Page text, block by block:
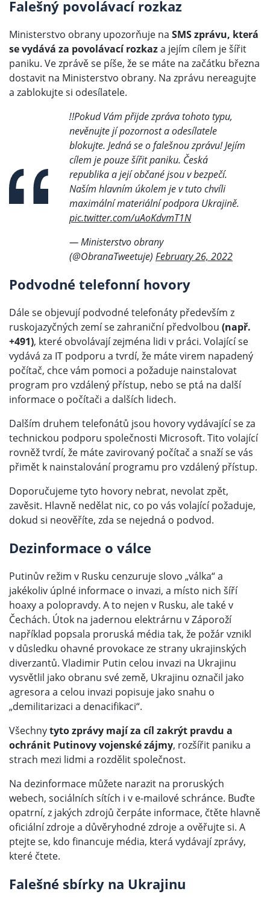
Falešný povolávací rozkaz
Ministerstvo obrany upozorňuje na SMS zprávu, která
se vydává za povolávací rozkaza jejím cílem je šířit
paniku. Ve zprávě se píše, že se máte na začátku března
dostavit na Ministerstvo obrany. Na zprávu nereagujte
a zablokujte si odesílatele.
‼️Pokud Vám přijde zpráva tohoto typu,
nevěnujte jí pozornost a odesílatele
blokujte. Jedná se o falešnou zprávu! Jejím
cílem je pouze šířit paniku. Česká
republika a její občané jsou v bezpečí.
Naším hlavním úkolem je v tuto chvíli
maximální materiální podpora Ukrajině.
pic.twitter.com/uAoKdvmT1N
— Ministerstvo obrany
(@ObranaTweetuje) February 26, 2022
Podvodné telefonní hovory
Dále se objevují podvodné telefonáty především z
ruskojazyčných zemí se zahraniční předvolbou (např.
+491), které obvolávají zejména lidi v práci. Volající se
vydává za IT podporu a tvrdí, že máte virem napadený
počítač, chce vám pomoci a požaduje nainstalovat
program pro vzdálený přístup, nebo se ptá na další
informace o počítači a dalších lidech.
Dalším druhem telefonátů jsou hovory vydávající se za
technickou podporu společnosti Microsoft. Tito volající
rovněž tvrdí, že máte zavirovaný počítač a snaží se vás
přimět k nainstalování programu pro vzdálený přístup.
Doporučujeme tyto hovory nebrat, nevolat zpět,
zavěsit. Hlavně nedělat nic, co po vás volající požaduje,
dokud si neověříte, zda se nejedná o podvod.
Dezinformace o válce
Putinův režim v Rusku cenzuruje slovo „válka“ a
jakékoliv úplné informace o invazi, a místo nich šíří
hoaxy a polopravdy. A to nejen v Rusku, ale také v
Čechách. Útok na jadernou elektrárnu v Záporoží
například popsala proruská média tak, že požár vznikl
v důsledku ohavné provokace ze strany ukrajinských
diverzantů. Vladimir Putin celou invazi na Ukrajinu
vysvětlil jako obranu své země, Ukrajinu označil jako
agresora a celou invazi popisuje jako snahu o
„demilitarizaci a denacifikaci“.
Všechnytyto zprávy mají za cíl zakrýt pravdu a
ochránit Putinovy vojenské zájmy, rozšířit paniku a
strach mezi lidmi a rozdělit společnost.
Na dezinformace můžete narazit na proruských
webech, sociálních sítích i v e-mailové schránce. Buďte
opatrní, z jakých zdrojů čerpáte informace, čtěte hlavně
oficiální zdroje a důvěryhodné zdroje a ověřujte si. A
ptejte se, kdo financuje média, která vydávají zprávy,
které čtete.
Falešné sbírky na Ukrajinu